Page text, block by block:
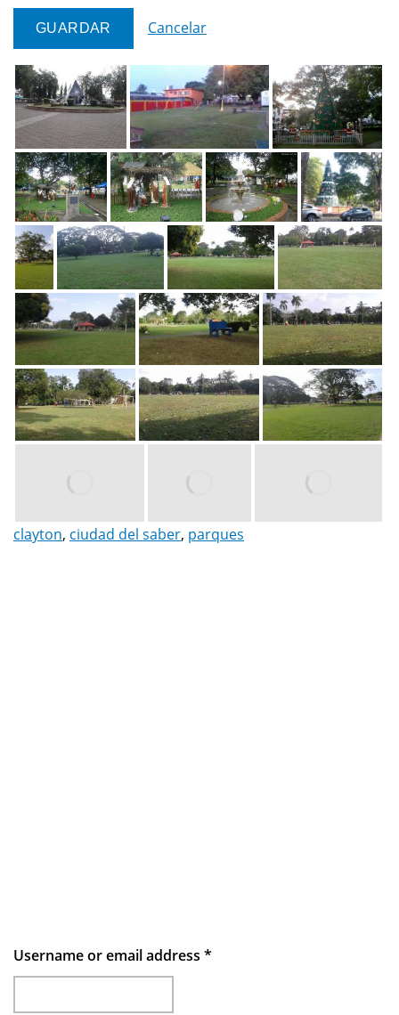
Cancelar
clayton, ciudad del saber, parques
Username or email address *